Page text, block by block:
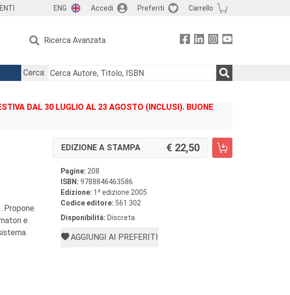
ENG Accedi Preferiti Carrello
Ricerca Avanzata
Cerca:
DAL 30 LUGLIO AL 23 AGOSTO (INCLUSI). BUONE
Propone
e
EDIZIONE A STAMPA 22,50
Pagine: 208
ISBN: 9788846463586
Edizione: 1 a edizione 2005
Codice editore: 561.302
Disponibilità: Discreta
AGGIUNGI AI PREFERITI